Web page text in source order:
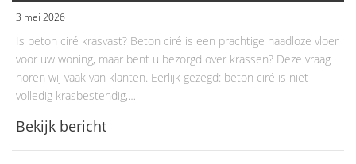
3 mei 2026
Is beton ciré krasvast? Beton ciré is een prachtige naadloze vloer
voor uw woning, maar bent u bezorgd over krassen? Deze vraag
horen wij vaak van klanten. Eerlijk gezegd: beton ciré is niet
volledig krasbestendig,…
Bekijk bericht